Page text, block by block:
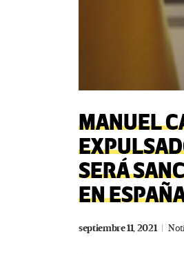
MANUEL
SERÁ
EN
septiembre 11, 2021